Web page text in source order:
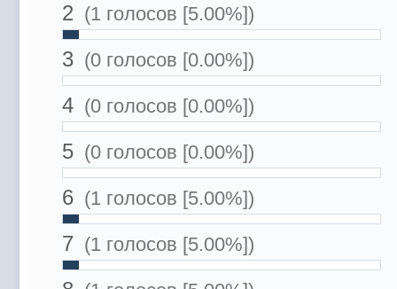
2 (1 голосов [5.00%])
3 (0 голосов [0.00%])
4 (0 голосов [0.00%])
5 (0 голосов [0.00%])
6 (1 голосов [5.00%])
7 (1 голосов [5.00%])